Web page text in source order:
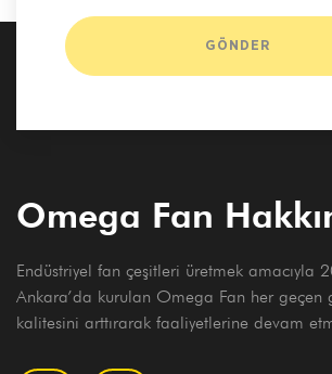
Omega Fan
Endüstriyel fan çeşitleri üretmek amacıyla
Ankara’da kurulan Omega Fan her geçen
kalitesini arttırarak faaliyetlerine devam